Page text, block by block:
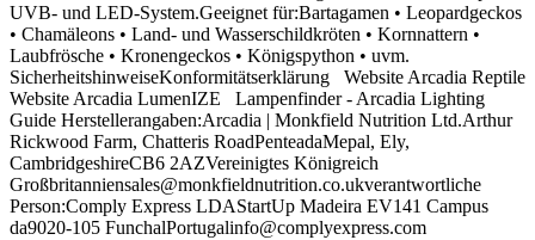
UVB- und LED-System.Geeignet für:Bartagamen • Leopardgeckos
• Chamäleons • Land- und Wasserschildkröten • Kornnattern •
Laubfrösche • Kronengeckos • Königspython • uvm.
SicherheitshinweiseKonformitätserklärung Website Arcadia Reptile
Website Arcadia LumenIZE Lampenfinder - Arcadia Lighting
Guide Herstellerangaben:Arcadia | Monkfield Nutrition Ltd.Arthur
Rickwood Farm, Chatteris RoadPenteadaMepal, Ely,
CambridgeshireCB6 2AZVereinigtes Königreich
Großbritanniensales@monkfieldnutrition.co.ukverantwortliche
Person:Comply Express LDAStartUp Madeira EV141 Campus
da9020-105 FunchalPortugalinfo@complyexpress.com